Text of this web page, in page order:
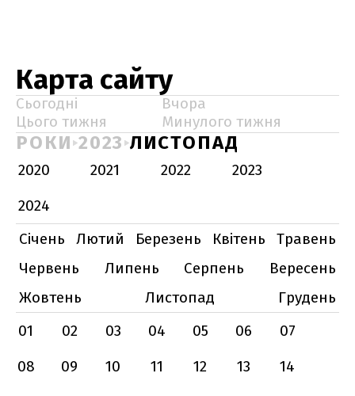
Карта сайту
Сьогодні
Вчора
Цього тижня
Минулого тижня
РОКИ 2023 ЛИСТОПАД
2020 2021 2022
2023
2024
Січень
Лютий Березень Квітень
Травень
Червень
Липень Серпень
Вересень
Жовтень
Листопад
Грудень
01
02 03 04 05 06
07
08
09 10 11 12 13
14